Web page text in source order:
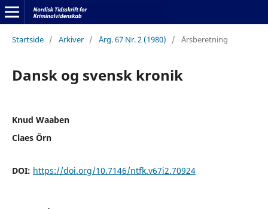
Startside / Arkiver / Årg. 67 Nr. 2 (1980) / Årsberetning
Dansk og svensk kronik
Knud Waaben
Claes Örn
DOI: https://doi.org/10.7146/ntfk.v67i2.70924